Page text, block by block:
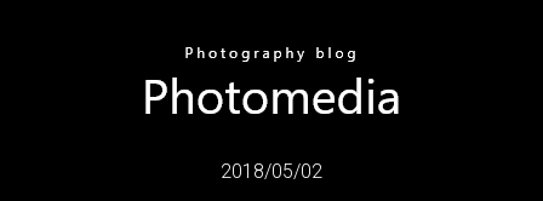
2018/05/02